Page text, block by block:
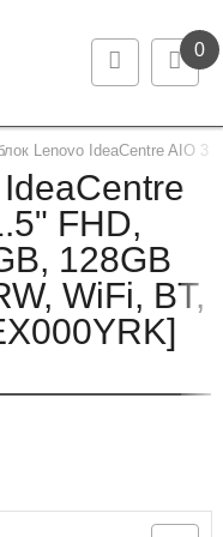
0
Lenovo IdeaCentre AIO 3
FHD,
128GB
WiFi, BT,